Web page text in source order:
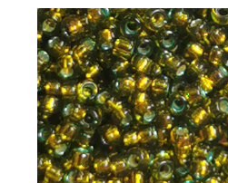
26
NOVIEMBRE
2017
QUE PIEDRAS
SE USAN PARA
BISUTERÍA Y
JOYERÍA
26
NOVIEMBRE
2017
QUE ES LA